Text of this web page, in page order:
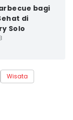
bagi
di
Solo
Wisata